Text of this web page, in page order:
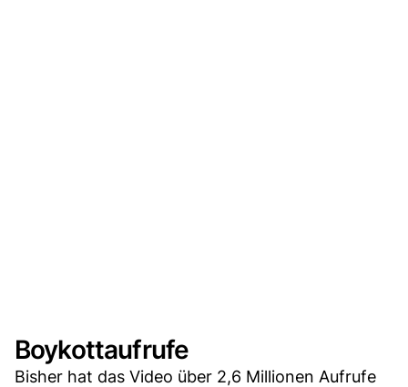
Boykottaufrufe
Bisher hat das Video über 2,6 Millionen Aufrufe